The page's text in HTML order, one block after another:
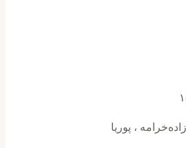
، پوریا